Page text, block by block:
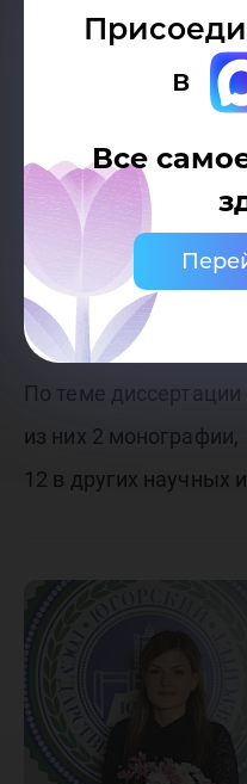
в
Все
Югре в
устойчивости
краткосрочных
программы
имуществом» на
Мансийского
По теме
из них 2
12 в других научных